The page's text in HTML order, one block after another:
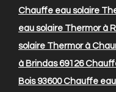
Chauffe eau solaire
eau solaire Thermor à
solaire Thermor à
à Brindas 69126
Bois 93600Chauffe eau